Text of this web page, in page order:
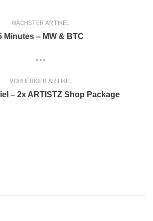
NÄCHSTER ARTIKEL
Minutes – MW & BTC
VORHERIGER ARTIKEL
– 2x ARTISTZ Shop Package